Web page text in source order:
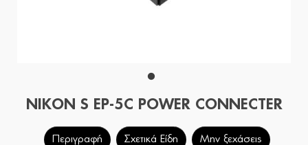
NIKON S EP-5C POWER CONNECTER
Περιγραφή Σχετικά Είδη Μην ξεχάσεις